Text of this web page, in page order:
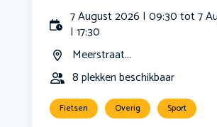
7 August 2026 | 09:30 tot 7
| 17:30
Meerstraat...
8 plekken beschikbaar
Fietsen Overig Sport